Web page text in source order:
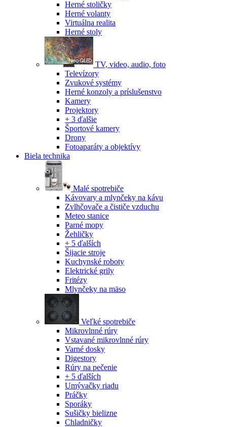
Herné stoličky
Herné volanty
Virtuálna realita
Herné stoly
TV, video, audio, foto
Televízory
Zvukové systémy
Herné konzoly a príslušenstvo
Kamery
Projektory
+ 3 ďalšie
Športové kamery
Drony
Fotoaparáty a objektívy
Biela technika
Malé spotrebiče
Kávovary a mlynčeky na kávu
Zvlhčovače a čističe vzduchu
Meteo stanice
Parné mopy
Žehličky
+ 5 ďalších
Šijacie stroje
Kuchynské roboty
Elektrické grily
Fritézy
Mlynčeky na mäso
Veľké spotrebiče
Mikrovlnné rúry
Vstavané mikrovlnné rúry
Varné dosky
Digestory
Rúry na pečenie
+ 5 ďalších
Umývačky riadu
Práčky
Sporáky
Sušičky bielizne
Chladničky